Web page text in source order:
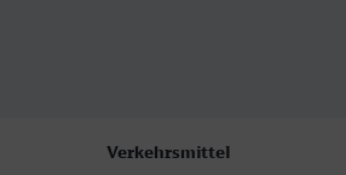
Verkehrsmittel